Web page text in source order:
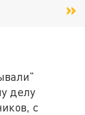
делу
с